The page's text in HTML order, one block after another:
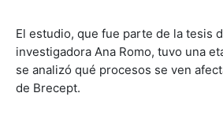
El estudio, que fue parte de la tesis
investigadora Ana Romo, tuvo una
se analizó qué procesos se ven
de Brecept.